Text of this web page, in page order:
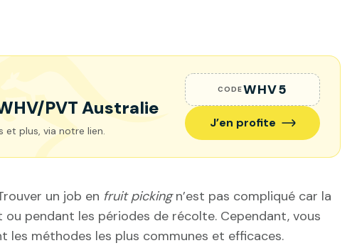
PVT Australie
plus, via notre lien.
CODEWHV5
J’en profite
un job en fruit pickingn’est pas compliqué car la
pendant les périodes de récolte. Cependant, vous
les méthodes les plus communes et efficaces.